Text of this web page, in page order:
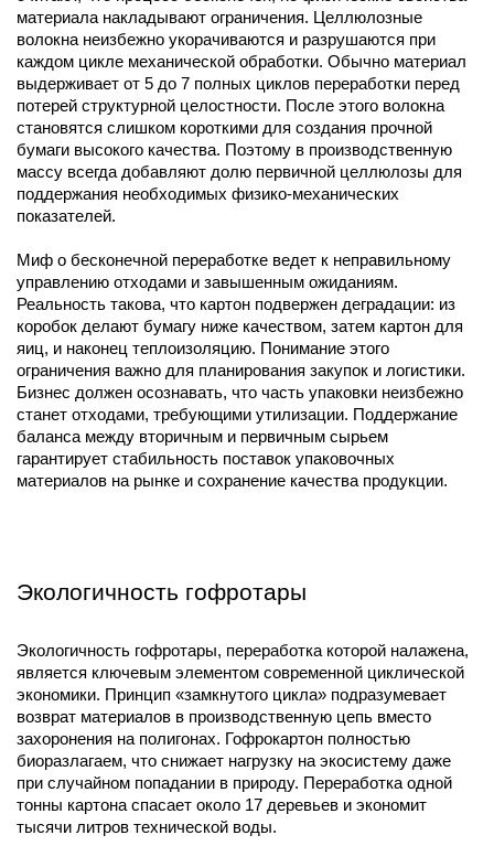
материала накладывают ограничения. Целлюлозные
волокна неизбежно укорачиваются и разрушаются при
каждом цикле механической обработки. Обычно материал
выдерживает от 5 до 7 полных циклов переработки перед
потерей структурной целостности. После этого волокна
становятся слишком короткими для создания прочной
бумаги высокого качества. Поэтому в производственную
массу всегда добавляют долю первичной целлюлозы для
поддержания необходимых физико-механических
показателей.
Миф о бесконечной переработке ведет к неправильному
управлению отходами и завышенным ожиданиям.
Реальность такова, что картон подвержен деградации: из
коробок делают бумагу ниже качеством, затем картон для
яиц, и наконец теплоизоляцию. Понимание этого
ограничения важно для планирования закупок и логистики.
Бизнес должен осознавать, что часть упаковки неизбежно
станет отходами, требующими утилизации. Поддержание
баланса между вторичным и первичным сырьем
гарантирует стабильность поставок упаковочных
материалов на рынке и сохранение качества продукции.
Экологичность гофротары
Экологичность гофротары, переработка которой налажена,
является ключевым элементом современной циклической
экономики. Принцип «замкнутого цикла» подразумевает
возврат материалов в производственную цепь вместо
захоронения на полигонах. Гофрокартон полностью
биоразлагаем, что снижает нагрузку на экосистему даже
при случайном попадании в природу. Переработка одной
тонны картона спасает около 17 деревьев и экономит
тысячи литров технической воды.